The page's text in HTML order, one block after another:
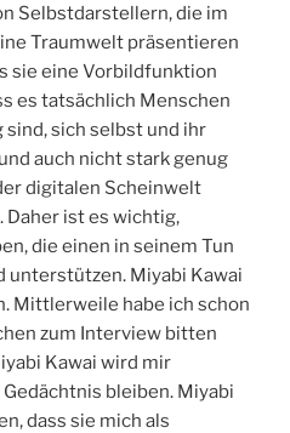
Selbstdarstellern, die im
Traumwelt präsentieren
sie eine Vorbildfunktion
es tatsächlich Menschen
sich selbst und ihr
auch nicht stark genug
digitalen Scheinwelt
Daher ist es wichtig,
die einen in seinem Tun
unterstützen. Miyabi Kawai
Mittlerweile habe ich schon
zum Interview bitten
Kawai wird mir
bleiben. Miyabi
dass sie mich als